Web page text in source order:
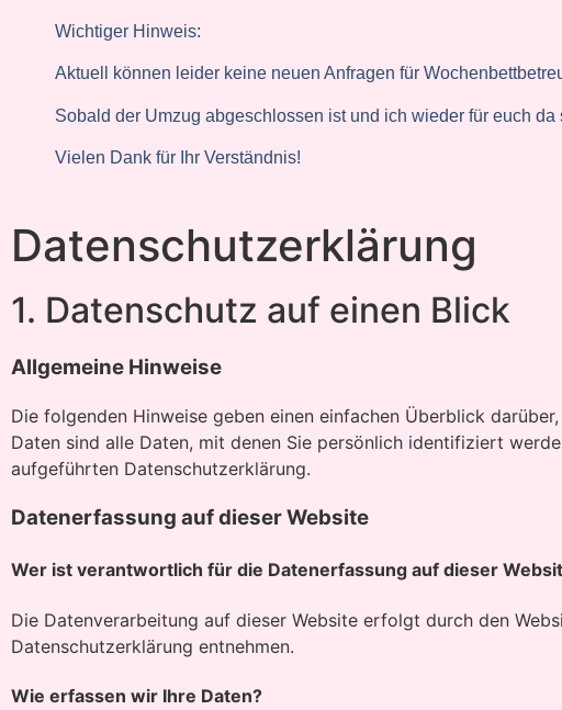
Wichtiger Hinweis:
Aktuell können leider keine neuen Anfragen für
Sobald der Umzug abgeschlossen ist und ich wieder für euch
Vielen Dank für Ihr Verständnis!
Datenschutz­erklärung
1. Datenschutz auf einen Blick
Allgemeine Hinweise
Die folgenden Hinweise geben einen einfachen Überblick
Daten sind alle Daten, mit denen Sie persönlich identifiziert
aufgeführten Datenschutzerklärung.
Datenerfassung auf dieser Website
Wer ist verantwortlich für die Datenerfassung auf dieser
Die Datenverarbeitung auf dieser Website erfolgt durch den
Datenschutzerklärung entnehmen.
Wie erfassen wir Ihre Daten?